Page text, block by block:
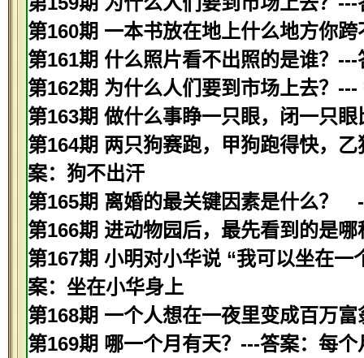
第160期 一本书放在地上什么地方你
第161期 什么照片看不出照的是谁？---
第162期 为什么人们要到市场上去？
第163期 做什么事睁一只眼，闭一只
第164期 两只狗赛跑，甲狗跑得快，
案：狗不出汗
第165期 离婚的最关键因素是什么？
第166期 进动物园后，最先看到的是
第167期 小明对小华说 “我可以坐在
案：坐在小华身上
第168期 一个人想在一夜里变成百万
第169期 哪一个月有天？---答案：每个